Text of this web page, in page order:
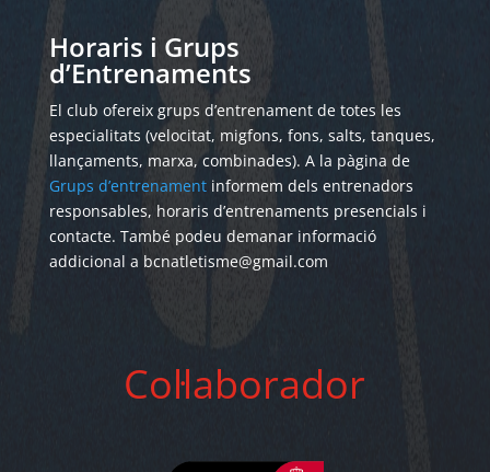
Horaris i Grups
d’Entrenaments
El club ofereix grups d’entrenament de totes les
especialitats (velocitat, migfons, fons, salts, tanques,
llançaments, marxa, combinades). A la pàgina de
Grups d’entrenamentinformem dels entrenadors
responsables, horaris d’entrenaments presencials i
contacte. També podeu demanar informació
addicional a bcnatletisme@gmail.com
Col·laborador